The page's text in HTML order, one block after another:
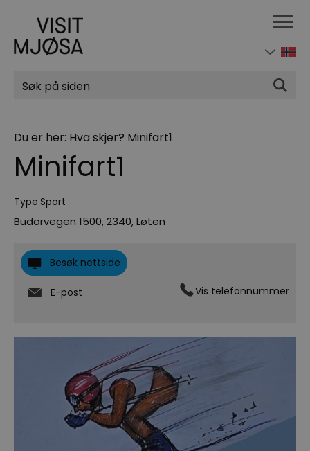
Søk
Du er her: Hva skjer? Minifart1
Minifart1
Type Sport
Budorvegen 1500,2340,Løten
Besøk nettside
E-post Vis telefonnummer